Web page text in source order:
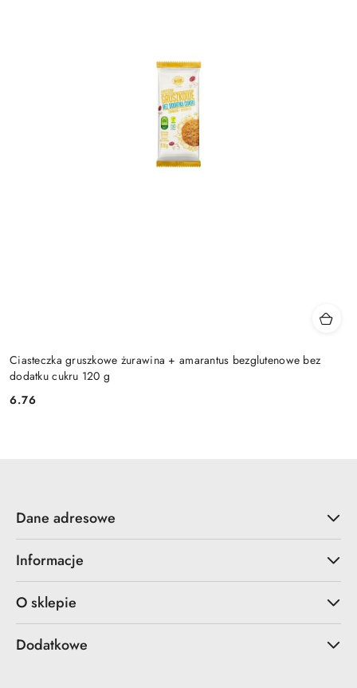
Ciasteczka gruszkowe żurawina + amarantus bezglutenowe bez
dodatku cukru 120 g
Cena:
6.76
Dane adresowe
Informacje
O sklepie
Dodatkowe